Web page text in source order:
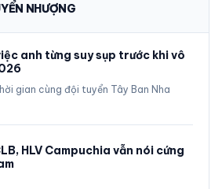
NHƯỢNG
anh từng suy sụp trước khi vô
gian cùng đội tuyển Tây Ban Nha
HLV Campuchia vẫn nói cứng